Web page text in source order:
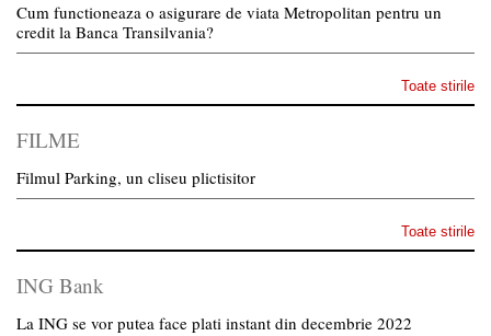
Cum functioneaza o asigurare de viata Metropolitan pentru un
credit la Banca Transilvania?
Toate stirile
FILME
Filmul Parking, un cliseu plictisitor
Toate stirile
ING Bank
La ING se vor putea face plati instant din decembrie 2022